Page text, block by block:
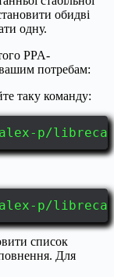
обидві
одну.
PPA-
потребам:
таку команду:
p/
p/
список
Для